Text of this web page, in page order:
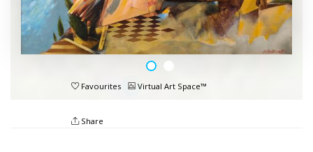
Favourites Virtual Art Space™
Share